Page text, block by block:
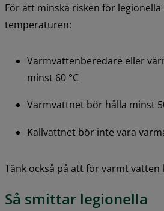
För att minska risken för
temperaturen:
Varmvattenberedare eller
minst 60 °C
Varmvattnet bör hålla minst
Kallvattnet bör inte vara
Tänk också på att för varmt vatten
Så smittar legionella